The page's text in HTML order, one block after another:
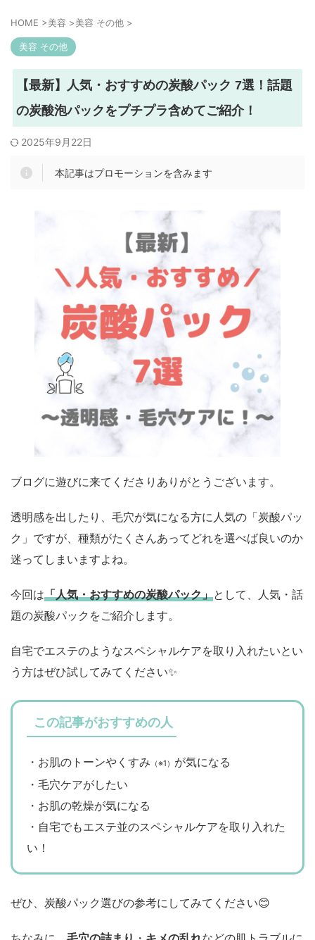
HOME >美容 >美容 その他 >
美容 その他
【最新】人気・おすすめの炭酸パック 7選！話題
の炭酸泡パックをプチプラ含めてご紹介！
2025年9月22日
本記事はプロモーションを含みます
ブログに遊びに来てくださりありがとうございます。
透明感を出したり、毛穴が気になる方に人気の「炭酸パッ
ク」ですが、種類がたくさんあってどれを選べば良いのか
迷ってしまいますよね。
今回は「人気・おすすめの炭酸パック」として、人気・話
題の炭酸パックをご紹介します。
自宅でエステのようなスペシャルケアを取り入れたいとい
う方はぜひ試してみてください✨
この記事がおすすめの人
・お肌のトーンやくすみ （※1） が気になる
・毛穴ケアがしたい
・お肌の乾燥が気になる
・自宅でもエステ並のスペシャルケアを取り入れた
い！
ぜひ、炭酸パック選びの参考にしてみてください😊